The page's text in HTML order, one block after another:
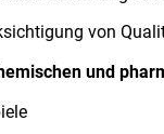
von
und